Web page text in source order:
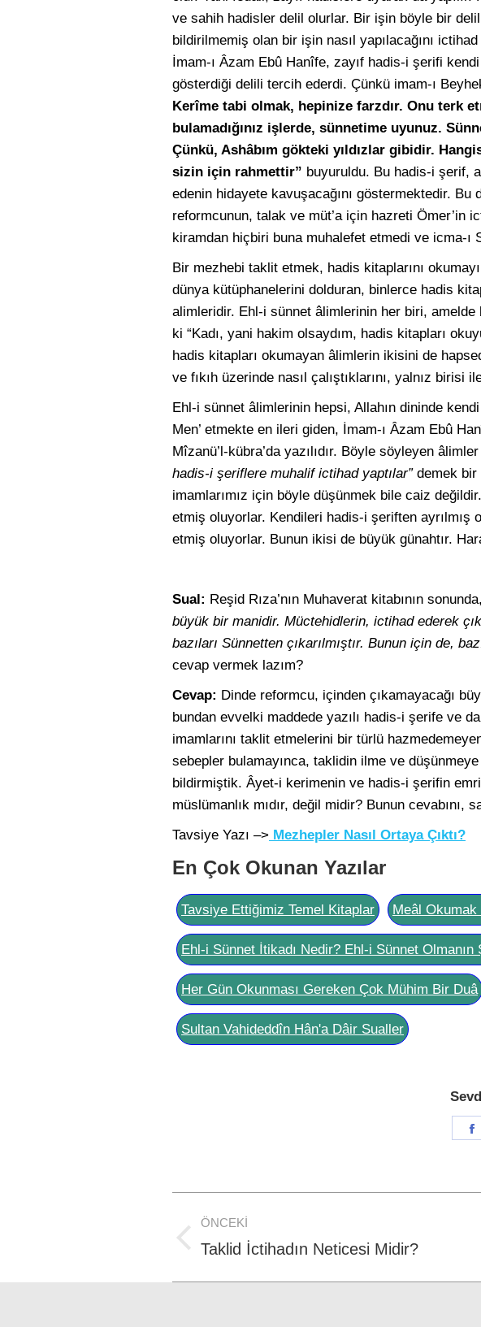
ve sahih hadisler delil olurlar. Bir işin böyle bir
bildirilmemiş olan bir işin nasıl yapılacağını
İmam-ı Âzam Ebû Hanîfe, zayıf hadis-i şerifi
gösterdiği delili tercih ederdi. Çünkü imam-ı
Kerîme tabi olmak, hepinize farzdır. Onu terk
bulamadığınız işlerde, sünnetime uyunuz.
Çünkü, Ashâbım gökteki yıldızlar gibidir.
sizin için rahmettir” buyuruldu. Bu hadis-i şerif,
edenin hidayete kavuşacağını göstermektedir.
reformcunun, talak ve müt’a için hazreti Ömer’in
kiramdan hiçbiri buna muhalefet etmedi ve icma-ı
Bir mezhebi taklit etmek, hadis kitaplarını
dünya kütüphanelerini dolduran, binlerce hadis
alimleridir. Ehl-i sünnet âlimlerinin her biri,
ki “Kadı, yani hakim olsaydım, hadis kitapları
hadis kitapları okumayan âlimlerin ikisini de
ve fıkıh üzerinde nasıl çalıştıklarını, yalnız
Ehl-i sünnet âlimlerinin hepsi, Allahın dininde
Men’ etmekte en ileri giden, İmam-ı Âzam Ebû
Mîzanü’l-kübra’da yazılıdır. Böyle söyleyen
hadis-i şeriflere muhalif ictihad yaptılar”demek bir
imamlarımız için böyle düşünmek bile caiz
etmiş oluyorlar. Kendileri hadis-i şeriften
etmiş oluyorlar. Bunun ikisi de büyük günahtır.
Sual: Reşid Rıza’nın Muhaverat kitabının
büyük bir manidir. Müctehidlerin, ictihad ederek
bazıları Sünnetten çıkarılmıştır. Bunun için de,
cevap vermek lazım?
Cevap: Dinde reformcu, içinden çıkamayacağı
bundan evvelki maddede yazılı hadis-i şerife ve
imamlarını taklit etmelerini bir türlü
sebepler bulamayınca, taklidin ilme ve
bildirmiştik. Âyet-i kerimenin ve hadis-i şerifin
müslümanlık mıdır, değil midir? Bunun cevabını,
Tavsiye Yazı –> Mezhepler Nasıl Ortaya Çıktı?
En Çok Okunan Yazılar
Tavsiye Ettiğimiz Temel Kitaplar Meâl
Ehl-i Sünnet İtikadı Nedir? Ehl-i Sünnet Olmanın
Her Gün Okunması Gereken Çok Mühim Bir Duâ
Sultan Vahideddîn Hân'a Dâir Sualler
Post
navigation
ÖNCEKI
Previous
Taklid İctihadın Neticesi Midir?